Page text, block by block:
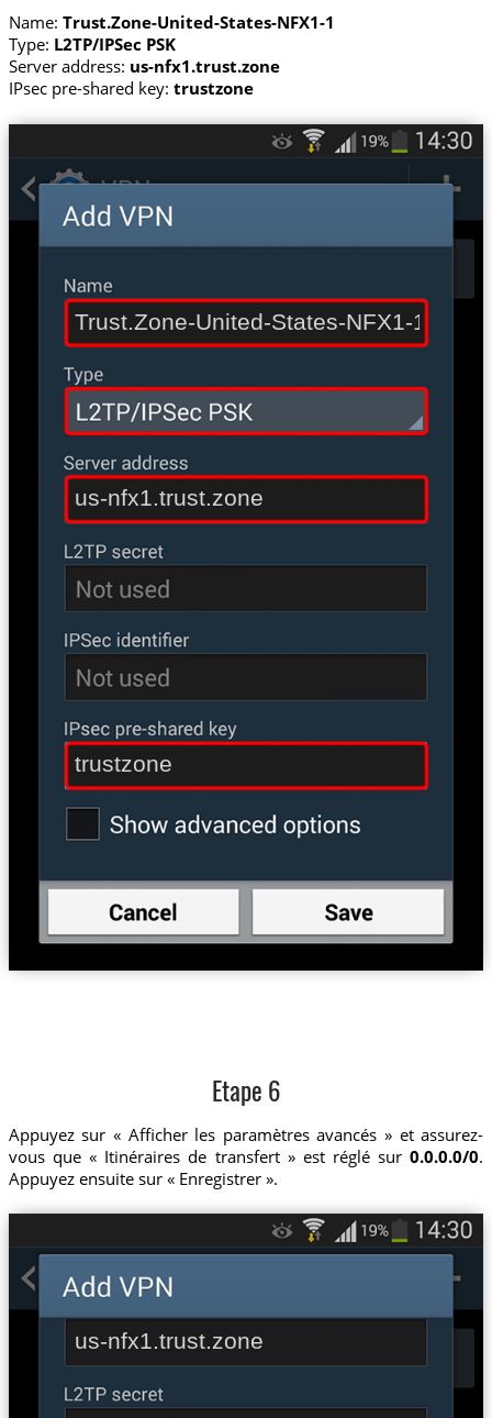
Name: Trust.Zone-United-States-NFX1-1
Type: L2TP/IPSec PSK
Server address: us-nfx1.trust.zone
IPsec pre-shared key: trustzone
Trust.Zone-United-States-NFX1-1
us-nfx1.trust.zone
trustzone
Etape 6
Appuyez sur « Afficher les paramètres avancés » et assurez-
vous que « Itinéraires de transfert » est réglé sur0.0.0.0/0.
Appuyez ensuite sur « Enregistrer ».
us-nfx1.trust.zone